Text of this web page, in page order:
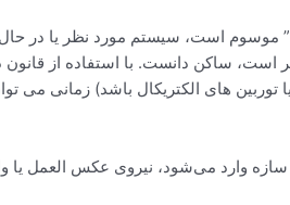
موسوم است، سیستم مورد نظر یا
ساکن دانست. با استفاده از قانون
های الکتریکال باشد) زمانی می
سازه وارد می‌شود، نیروی عکس العمل